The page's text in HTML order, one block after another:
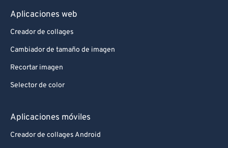
Aplicaciones web
Creador de collages
Cambiador de tamaño de imagen
Recortar imagen
Selector de color
Aplicaciones móviles
Creador de collages Android